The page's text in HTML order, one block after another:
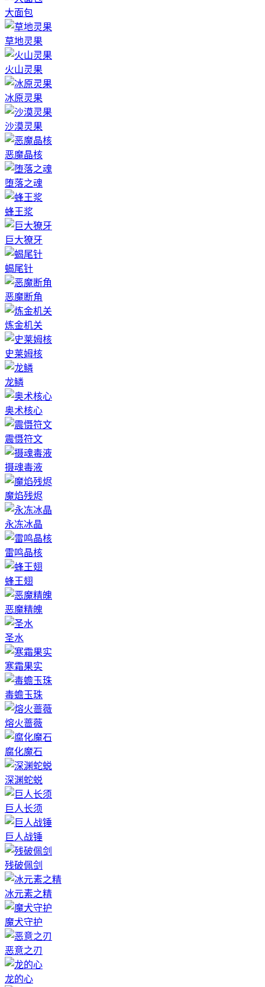
大面包
草地灵果
火山灵果
冰原灵果
沙漠灵果
恶魔晶核
堕落之魂
蜂王浆
巨大獠牙
蝎尾针
恶魔断角
炼金机关
史莱姆核
龙鳞
奥术核心
震慑符文
摄魂毒液
魔焰残烬
永冻冰晶
雷鸣晶核
蜂王翅
恶魔精魄
圣水
寒霜果实
毒蟾玉珠
熔火蔷薇
腐化魔石
深渊蛇蜕
巨人长须
巨人战锤
残破佩剑
冰元素之精
魔犬守护
恶意之刃
龙的心